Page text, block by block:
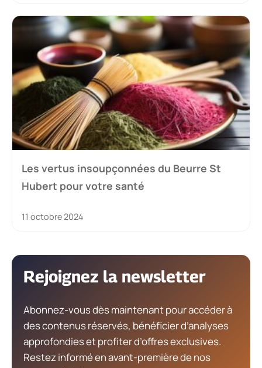
Les vertus insoupçonnées du Beurre St
Hubert pour votre santé
11 octobre 2024
Rejoignez la newsletter
Abonnez-vous dès maintenant pour accéder à
des contenus réservés, bénéficier d’analyses
approfondies et profiter d’offres exclusives.
Restez informé en avant-première de nos